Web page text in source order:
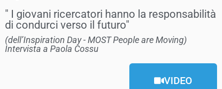
" I giovani ricercatori hanno la responsabilità
di condurci verso il futuro"
(dell’Inspiration Day - MOST People are Moving)
Intervista a Paola Cossu
VIDEO